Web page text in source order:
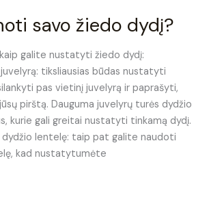
savo žiedo dydį?
galite nustatyti žiedo dydį:
tiksliausias būdas nustatyti
pas vietinį juvelyrą ir paprašyti,
pirštą. Dauguma juvelyrų turės dydžio
kurie gali greitai nustatyti tinkamą dydį.
lentelę: taip pat galite naudoti
kad nustatytumėte